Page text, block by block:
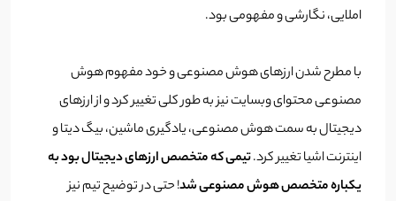
املایی، نگارشی و مفهومی بود.
با مطرح شدن ارزهای هوش مصنوعی و خود مفهوم هوش
مصنوعی محتوای وبسایت نیز به طور کلی تغییر کرد و از ارزهای
دیجیتال به سمت هوش مصنوعی، یادگیری ماشین، بیگ دیتا و
اینترنت اشیا تغییر کرد.تیمی که متخصص ارزهای دیجیتال بود به
یکباره متخصص هوش مصنوعی شد! حتی در توضیح تیم نیز